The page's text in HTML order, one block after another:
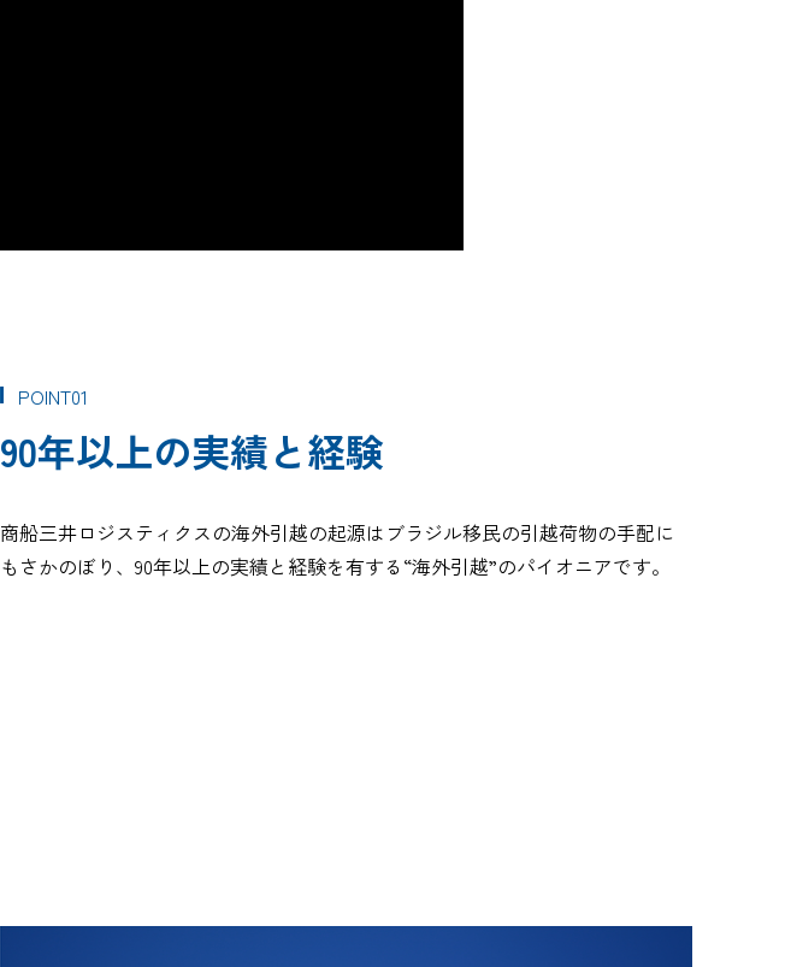
POINT01
90年以上の実績と経験
商船三井ロジスティクスの海外引越の起源はブラジル移民の引越荷物の手配に
もさかのぼり、90年以上の実績と経験を有する“海外引越”のパイオニアです。